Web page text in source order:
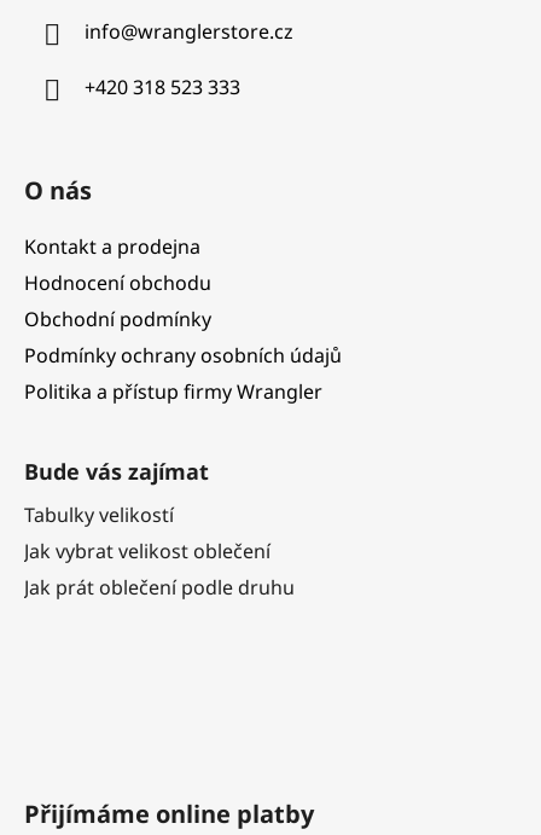
info@wranglerstore.cz
+420 318 523 333
O nás
Kontakt a prodejna
Hodnocení obchodu
Obchodní podmínky
Podmínky ochrany osobních údajů
Politika a přístup firmy Wrangler
Bude vás zajímat
Tabulky velikostí
Jak vybrat velikost oblečení
Jak prát oblečení podle druhu
Přijímáme online platby